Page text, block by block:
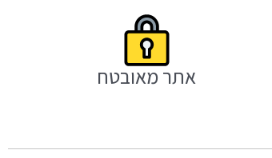
אתר מאובטח